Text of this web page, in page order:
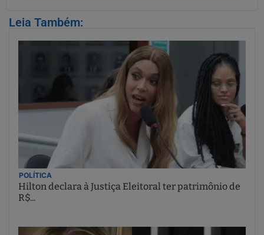
Leia Também:
POLÍTICA
Hilton declara à Justiça Eleitoral ter patrimônio de
R$...